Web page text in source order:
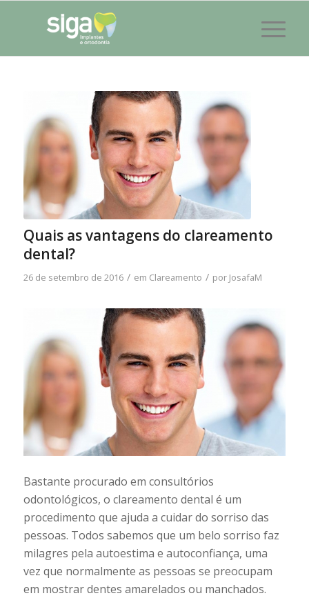
Quais as vantagens do clareamento
dental?
26 de setembro de 2016 / em Clareamento / por JosafaM
Bastante procurado em consultórios
odontológicos, o clareamento dental é um
procedimento que ajuda a cuidar do sorriso das
pessoas. Todos sabemos que um belo sorriso faz
milagres pela autoestima e autoconfiança, uma
vez que normalmente as pessoas se preocupam
em mostrar dentes amarelados ou manchados.